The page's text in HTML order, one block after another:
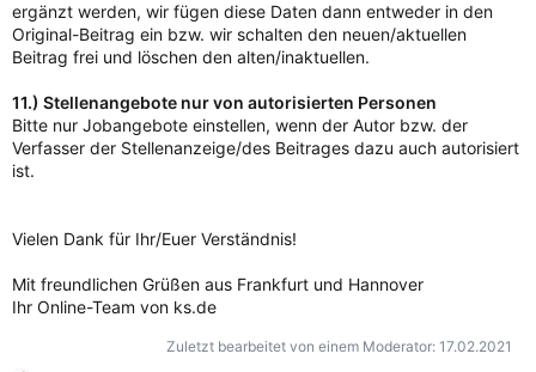
ergänzt werden, wir fügen diese Daten dann entweder in den
Original-Beitrag ein bzw. wir schalten den neuen/aktuellen
Beitrag frei und löschen den alten/inaktuellen.
11.) Stellenangebote nur von autorisierten Personen
Bitte nur Jobangebote einstellen, wenn der Autor bzw. der
Verfasser der Stellenanzeige/des Beitrages dazu auch autorisiert
ist.
Vielen Dank für Ihr/Euer Verständnis!
Mit freundlichen Grüßen aus Frankfurt und Hannover
Ihr Online-Team von ks.de
Zuletzt bearbeitet von einem Moderator: 17.02.2021